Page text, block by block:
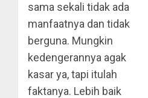
sama sekali tidak ada
manfaatnya dan tidak
berguna. Mungkin
kedengerannya agak
kasar ya, tapi itulah
faktanya. Lebih baik